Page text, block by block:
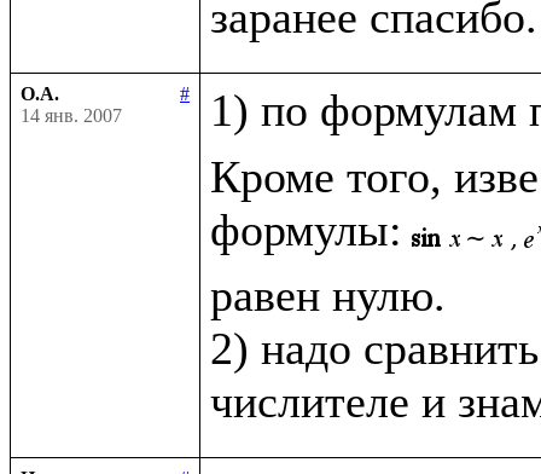
О.А.
#
14 янв. 2007
1) по формулам
Кроме того,
формулы:
равен нулю.
2) надо